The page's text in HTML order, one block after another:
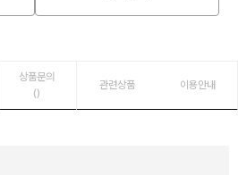
상품문의
()
관련상품 이용안내